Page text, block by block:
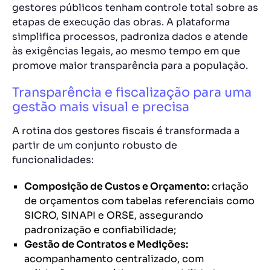
gestores públicos tenham controle total sobre as
etapas de execução das obras. A plataforma
simplifica processos, padroniza dados e atende
às exigências legais, ao mesmo tempo em que
promove maior transparência para a população.
Transparência e fiscalização para uma
gestão mais visual e precisa
A rotina dos gestores fiscais é transformada a
partir de um conjunto robusto de
funcionalidades:
Composição de Custos e Orçamento:criação
de orçamentos com tabelas referenciais como
SICRO, SINAPI e ORSE, assegurando
padronização e confiabilidade;
Gestão de Contratos e Medições:
acompanhamento centralizado, com